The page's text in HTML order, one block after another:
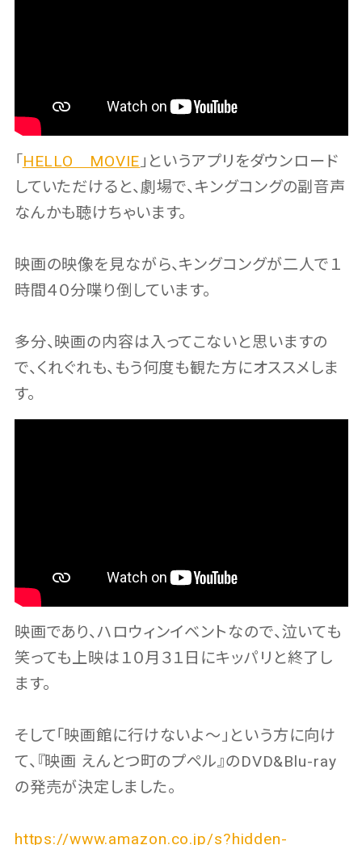
「 HELLO MOVIE」というアプリをダウンロード
していただけると、劇場で、キングコングの副音声
なんかも聴けちゃいます。
映画の映像を見ながら、キングコングが二人で１
時間４０分喋り倒しています。
多分、映画の内容は入ってこないと思いますの
で、くれぐれも、もう何度も観た方にオススメしま
す。
映画であり、ハロウィンイベントなので、泣いても
笑っても上映は１０月３１日にキッパリと終了し
ます。
そして「映画館に行けないよ〜」という方に向け
て、『映画 えんとつ町のプペル』のDVD&Blu-ray
の発売が決定しました。
https://www.amazon.co.jp/s?hidden-